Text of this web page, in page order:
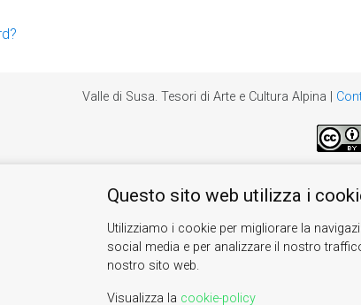
Valle di Susa. Tesori di Arte e Cultura Alpina
Questo sito web utilizza i
Utilizziamo i cookie per migliorare la
social media e per analizzare il nostro
nostro sito web.
Visualizza la cookie-policy